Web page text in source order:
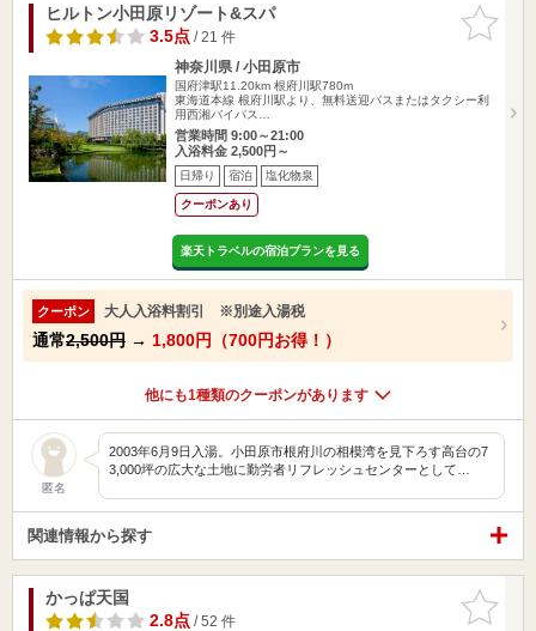
お気に入
りに追加
ヒルトン小田原リゾート&スパ
3.5点/ 21 件
神奈川県 / 小田原市
国府津駅11.20km 根府川駅780m
東海道本線 根府川駅より、無料送迎バスまたはタクシー利
用西湘バイパス…
営業時間 9:00～21:00
入浴料金 2,500円～
日帰り 宿泊 塩化物泉
クーポンあり
楽天トラベルの宿泊プランを見る
クーポン 大人入浴料割引 ※別途入湯税
通常2,500円 → 1,800円（700円お得！）
他にも1種類のクーポンがあります
匿名
2003年6月9日入湯。小田原市根府川の相模湾を見下ろす高台の7
3,000坪の広大な土地に勤労者リフレッシュセンターとして…
関連情報から探す
お気に入
りに追加
かっぱ天国
2.8点/ 52 件